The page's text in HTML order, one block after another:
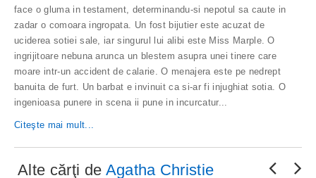
face o gluma in testament, determinandu-si nepotul sa caute in
zadar o comoara ingropata. Un fost bijutier este acuzat de
uciderea sotiei sale, iar singurul lui alibi este Miss Marple. O
ingrijitoare nebuna arunca un blestem asupra unei tinere care
moare intr-un accident de calarie. O menajera este pe nedrept
banuita de furt. Un barbat e invinuit ca si-ar fi injughiat sotia. O
ingenioasa punere in scena ii pune in incurcatur...
Citeşte mai mult...
Alte cărţi de Agatha Christie